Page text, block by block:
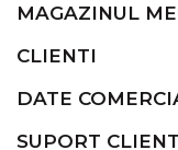
MAGAZINUL
CLIENTI
DATE
SUPORT